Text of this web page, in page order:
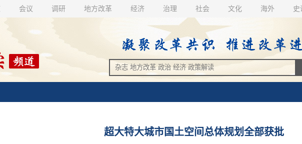
会议 调研 地方改革 经济 治理 社会 文化 海外 史
超大特大城市国土空间总体规划全部获批